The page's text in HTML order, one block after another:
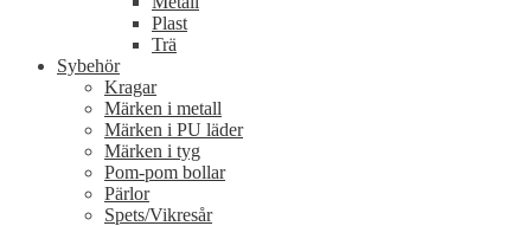
Plast
Trä
Sybehör
Kragar
Märken i metall
Märken i PU läder
Märken i tyg
Pom-pom bollar
Pärlor
Spets/Vikresår